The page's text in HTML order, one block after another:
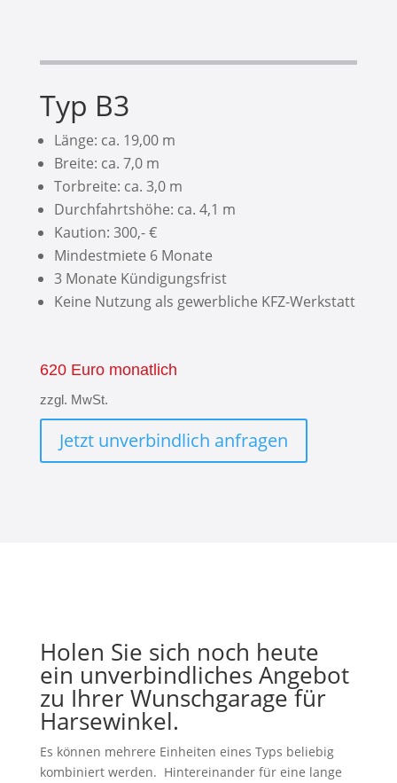
Typ B3
Länge: ca. 19,00 m
Breite: ca. 7,0 m
Torbreite: ca. 3,0 m
Durchfahrtshöhe: ca. 4,1 m
Kaution: 300,- €
Mindestmiete 6 Monate
3 Monate Kündigungsfrist
Keine Nutzung als gewerbliche KFZ-Werkstatt
620 Euro monatlich
zzgl. MwSt.
Jetzt unverbindlich anfragen
Holen Sie sich noch heute
ein unverbindliches Angebot
zu Ihrer Wunschgarage für
Harsewinkel.
Es können mehrere Einheiten eines Typs beliebig
kombiniert werden. Hintereinander für eine lange